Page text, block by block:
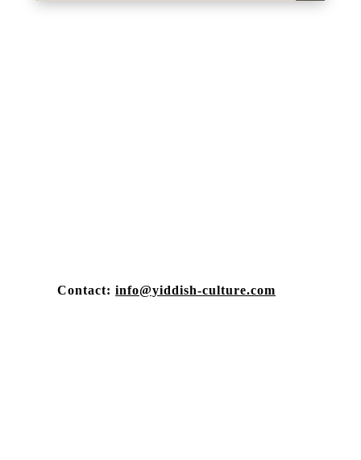
Contact: info@yiddish-culture.com